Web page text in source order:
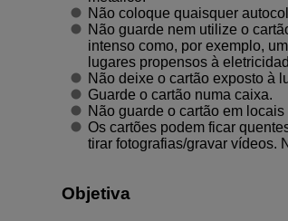
Não coloque quaisquer
Não guarde nem utilize o
intenso como, por exemplo,
lugares propensos à
Não deixe o cartão exposto à
Guarde o cartão numa caixa.
Não guarde o cartão em
Os cartões podem ficar
tirar fotografias/gravar vídeos.
Objetiva